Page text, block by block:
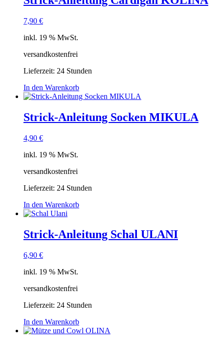
7,90 €
inkl. 19 % MwSt.
versandkostenfrei
Lieferzeit: 24 Stunden
In den Warenkorb
Strick-Anleitung Socken MIKULA
4,90 €
inkl. 19 % MwSt.
versandkostenfrei
Lieferzeit: 24 Stunden
In den Warenkorb
Strick-Anleitung Schal ULANI
6,90 €
inkl. 19 % MwSt.
versandkostenfrei
Lieferzeit: 24 Stunden
In den Warenkorb